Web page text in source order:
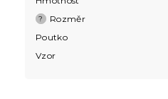
? Rozměr
Poutko
Vzor